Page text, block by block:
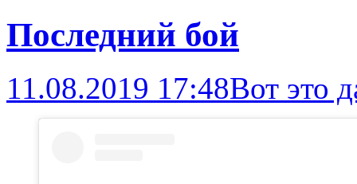
Последний бой
11.08.2019 17:48Вот это